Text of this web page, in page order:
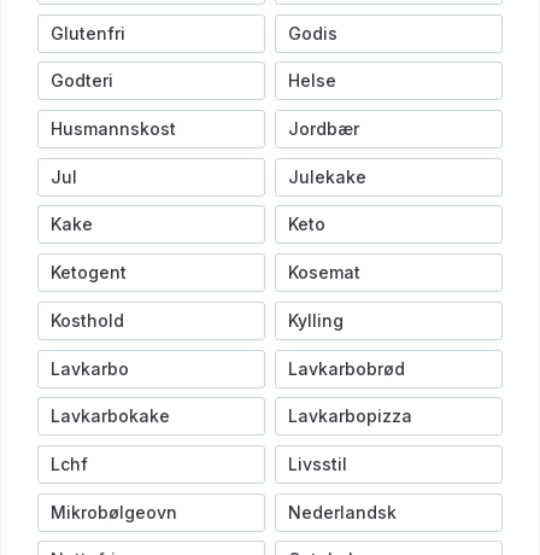
Glutenfri Godis
Godteri Helse
Husmannskost Jordbær
Jul Julekake
Kake Keto
Ketogent Kosemat
Kosthold Kylling
Lavkarbo Lavkarbobrød
Lavkarbokake Lavkarbopizza
Lchf Livsstil
Mikrobølgeovn Nederlandsk